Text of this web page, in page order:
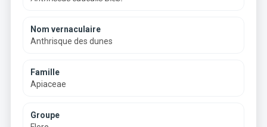
Nom vernaculaire
Anthrisque des dunes
Famille
Apiaceae
Groupe